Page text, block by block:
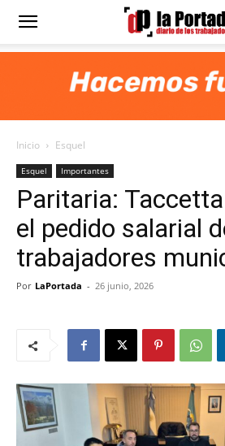
Diario
Portada
Inicio Esquel
Esquel Importantes
Paritaria:
el pedido salarial
trabajadores
Por LaPortada - 26 junio, 2026